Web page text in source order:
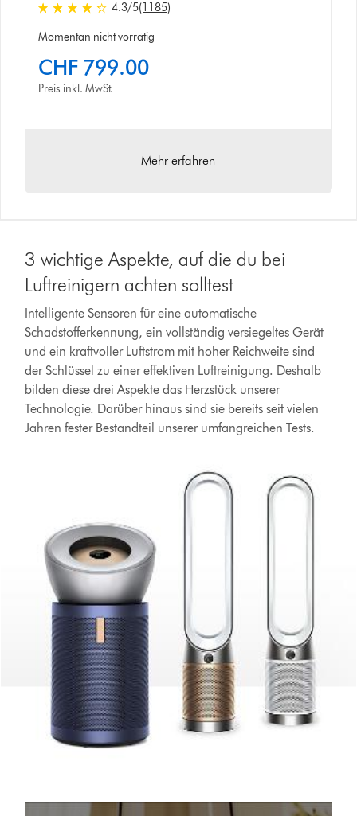
4.3
stars
of
5
4.3/5(1185)
Momentan nicht vorrätig
CHF 799.00
Preis inkl. MwSt.
Mehr erfahren
3 wichtige Aspekte, auf die du bei
Luftreinigern achten solltest
Intelligente Sensoren für eine automatische
Schadstofferkennung, ein vollständig versiegeltes Gerät
und ein kraftvoller Luftstrom mit hoher Reichweite sind
der Schlüssel zu einer effektiven Luftreinigung. Deshalb
bilden diese drei Aspekte das Herzstück unserer
Technologie. Darüber hinaus sind sie bereits seit vielen
Jahren fester Bestandteil unserer umfangreichen Tests.